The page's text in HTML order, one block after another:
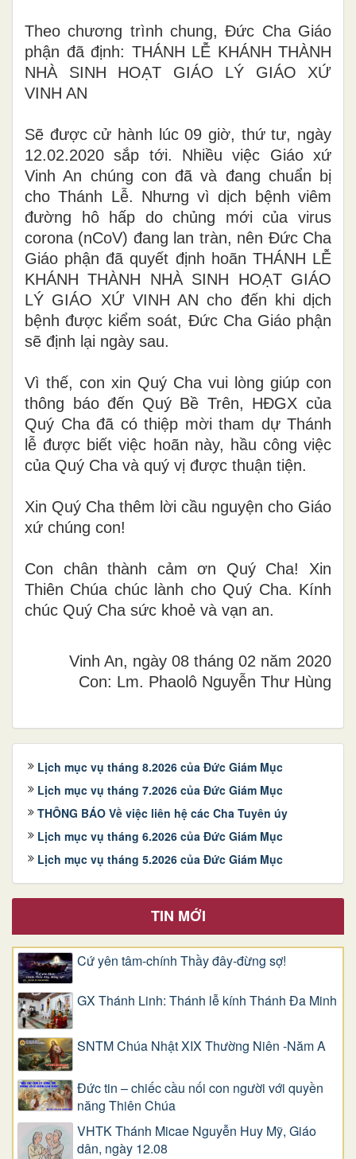
Theo chương trình chung, Đức Cha Giáo
phận đã định: THÁNH LỄ KHÁNH THÀNH
NHÀ SINH HOẠT GIÁO LÝ GIÁO XỨ
VINH AN
Sẽ được cử hành lúc 09 giờ, thứ tư, ngày
12.02.2020 sắp tới. Nhiều việc Giáo xứ
Vinh An chúng con đã và đang chuẩn bị
cho Thánh Lễ. Nhưng vì dịch bệnh viêm
đường hô hấp do chủng mới của virus
corona (nCoV) đang lan tràn, nên Đức Cha
Giáo phận đã quyết định hoãn THÁNH LỄ
KHÁNH THÀNH NHÀ SINH HOẠT GIÁO
LÝ GIÁO XỨ VINH AN cho đến khi dịch
bệnh được kiểm soát, Đức Cha Giáo phận
sẽ định lại ngày sau.
Vì thế, con xin Quý Cha vui lòng giúp con
thông báo đến Quý Bề Trên, HĐGX của
Quý Cha đã có thiệp mời tham dự Thánh
lễ được biết việc hoãn này, hầu công việc
của Quý Cha và quý vị được thuận tiện.
Xin Quý Cha thêm lời cầu nguyện cho Giáo
xứ chúng con!
Con chân thành cảm ơn Quý Cha! Xin
Thiên Chúa chúc lành cho Quý Cha. Kính
chúc Quý Cha sức khoẻ và vạn an.
Vinh An, ngày 08 tháng 02 năm 2020
Con: Lm. Phaolô Nguyễn Thư Hùng
Lịch mục vụ tháng 8.2026 của Đức Giám Mục
Lịch mục vụ tháng 7.2026 của Đức Giám Mục
THÔNG BÁO Về việc liên hệ các Cha Tuyên úy
Lịch mục vụ tháng 6.2026 của Đức Giám Mục
Lịch mục vụ tháng 5.2026 của Đức Giám Mục
TIN MỚI
Cứ yên tâm-chính Thầy đây-đừng sợ!
GX Thánh Linh: Thánh lễ kính Thánh Đa Minh
SNTM Chúa Nhật XIX Thường Niên -Năm A
Đức tin – chiếc cầu nối con người với quyền
năng Thiên Chúa
VHTK Thánh Micae Nguyễn Huy Mỹ, Giáo
dân, ngày 12.08